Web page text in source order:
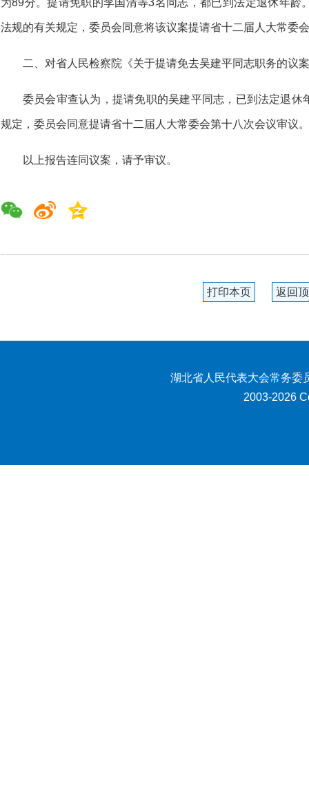
为89分。提请免职的李国清等3名同志，都已到法定退休年龄
法规的有关规定，委员会同意将该议案提请省十二届人大常委
二、对省人民检察院《关于提请免去吴建平同志职务的议
委员会审查认为，提请免职的吴建平同志，已到法定退
规定，委员会同意提请省十二届人大常委会第十八次会议审议。
以上报告连同议案，请予审议。
打印本页 返回
湖北省人民代表大会常务委
2003-2026